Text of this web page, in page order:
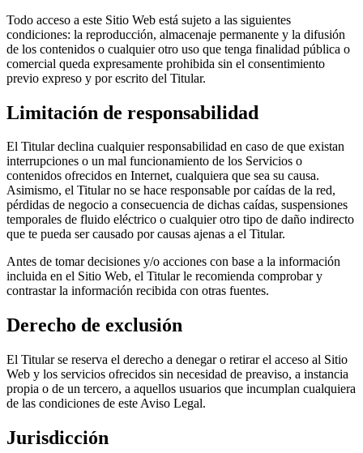
Todo acceso a este Sitio Web está sujeto a las siguientes
condiciones: la reproducción, almacenaje permanente y la difusión
de los contenidos o cualquier otro uso que tenga finalidad pública o
comercial queda expresamente prohibida sin el consentimiento
previo expreso y por escrito del Titular.
Limitación de responsabilidad
El Titular declina cualquier responsabilidad en caso de que existan
interrupciones o un mal funcionamiento de los Servicios o
contenidos ofrecidos en Internet, cualquiera que sea su causa.
Asimismo, el Titular no se hace responsable por caídas de la red,
pérdidas de negocio a consecuencia de dichas caídas, suspensiones
temporales de fluido eléctrico o cualquier otro tipo de daño indirecto
que te pueda ser causado por causas ajenas a el Titular.
Antes de tomar decisiones y/o acciones con base a la información
incluida en el Sitio Web, el Titular le recomienda comprobar y
contrastar la información recibida con otras fuentes.
Derecho de exclusión
El Titular se reserva el derecho a denegar o retirar el acceso al Sitio
Web y los servicios ofrecidos sin necesidad de preaviso, a instancia
propia o de un tercero, a aquellos usuarios que incumplan cualquiera
de las condiciones de este Aviso Legal.
Jurisdicción